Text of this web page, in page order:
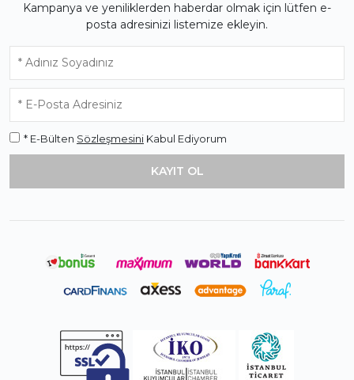
Kampanya ve yeniliklerden haberdar olmak için lütfen e-
posta adresinizi listemize ekleyin.
* E-Bülten Sözleşmesini Kabul Ediyorum